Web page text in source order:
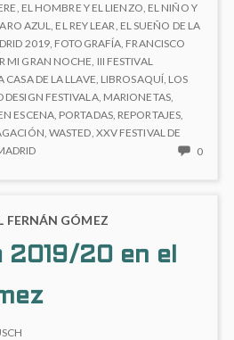
Creación’
en
Canal
de
Isabel
II
, EL HOMBRE Y EL LIENZO, EL NIÑO Y
AZUL, EL REY LEAR, EL SUEÑO DE LA
2019, FOTOGRAFÍA, FRANCISCO
MI GRAN NOCHE, III FESTIVAL
CASA DE LA LLAVE, LIBROSAQUÍ, LOS
DESIGN FESTIVALA, MARIONETAS,
ESCENA, PORTADAS, REPORTAJES,
, WASTED, XXV FESTIVAL DE
0NO
FERNÁN GÓMEZ
2019/20 en el